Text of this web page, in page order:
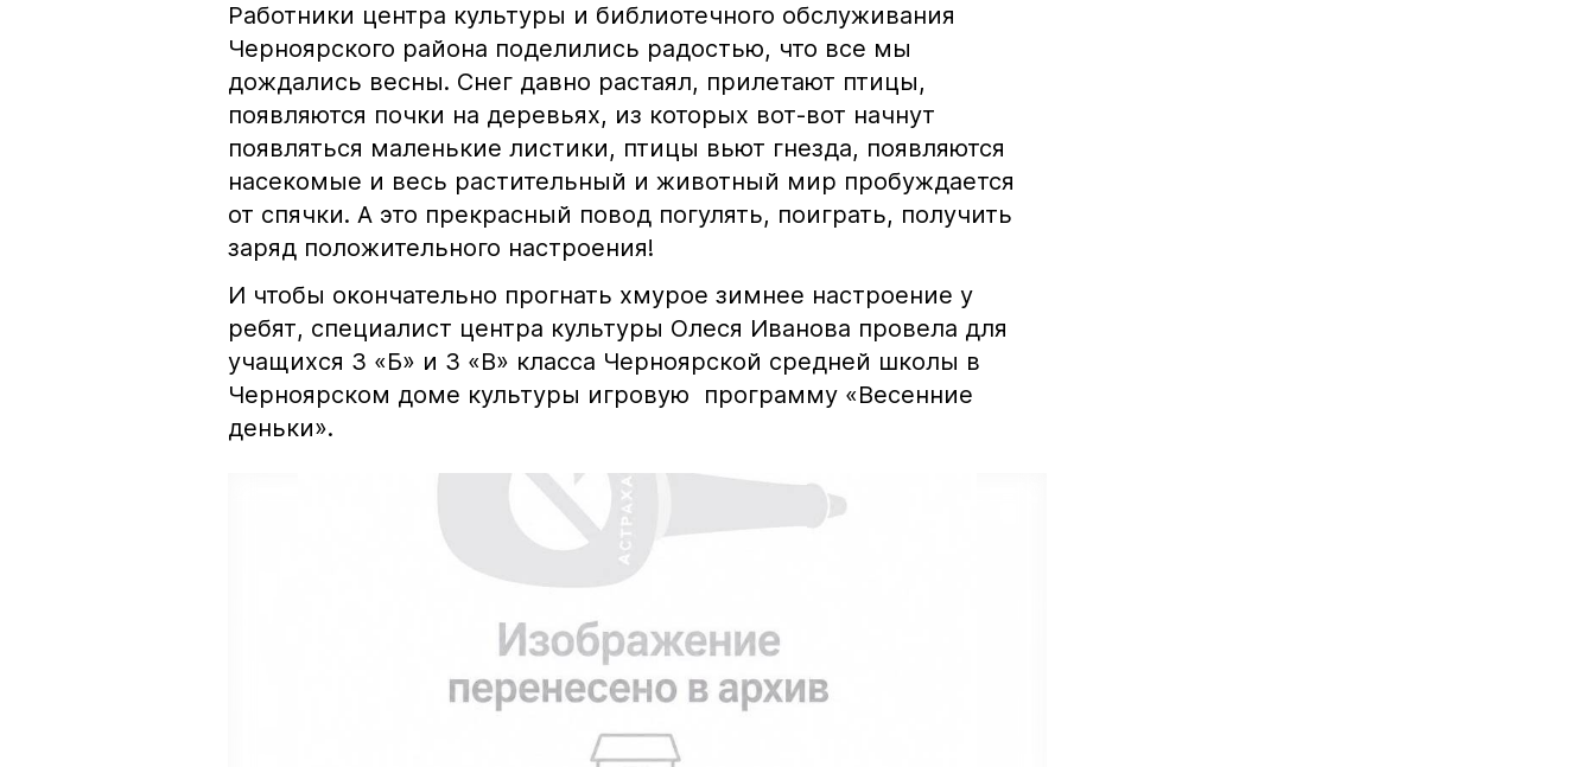
Работники центра культуры и библиотечного обслуживания
Черноярского района поделились радостью, что все мы
дождались весны. Снег давно растаял, прилетают птицы,
появляются почки на деревьях, из которых вот-вот начнут
появляться маленькие листики, птицы вьют гнезда, появляются
насекомые и весь растительный и животный мир пробуждается
от спячки. А это прекрасный повод погулять, поиграть, получить
заряд положительного настроения!
И чтобы окончательно прогнать хмурое зимнее настроение у
ребят, специалист центра культуры Олеся Иванова провела для
учащихся 3 «Б» и 3 «В» класса Черноярской средней школы в
Черноярском доме культуры игровую программу «Весенние
деньки».